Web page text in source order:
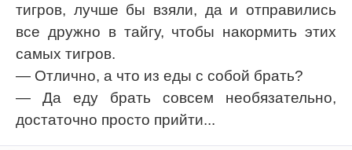
тигров, лучше бы взяли, да и отправились
все дружно в тайгу, чтобы накормить этих
самых тигров.
— Отлично, а что из еды с собой брать?
— Да еду брать совсем необязательно,
достаточно просто прийти...